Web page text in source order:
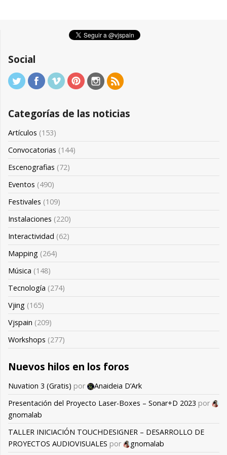
Social
Categorías de las noticias
Artículos (153)
Convocatorias (144)
Escenografias (72)
Eventos (490)
Festivales (109)
Instalaciones (220)
Interactividad (62)
Mapping (264)
Música (148)
Tecnología (274)
Vjing (165)
Vjspain (209)
Workshops (277)
Nuevos hilos en los foros
Nuvation 3 (Gratis) por
Anaideia D’Ark
Presentación del Proyecto Laser-Boxes – Sonar+D 2023 por
gnomalab
TALLER INICIACIÓN TOUCHDESIGNER – DESARROLLO DE
PROYECTOS AUDIOVISUALES por
gnomalab